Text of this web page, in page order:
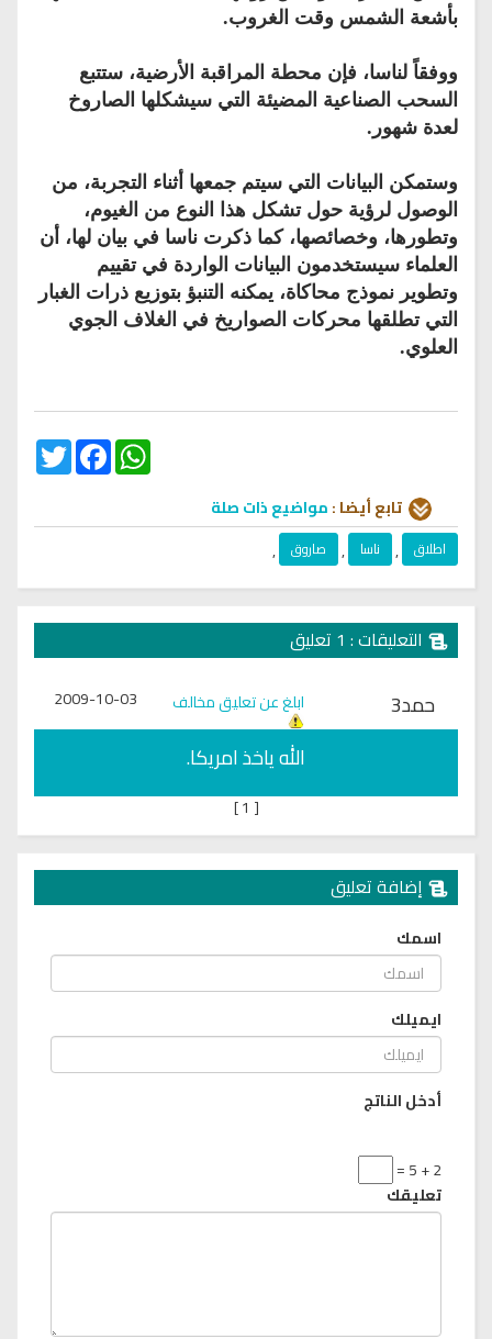
بأشعة الشمس وقت الغروب.
ووفقاً لناسا، فإن محطة المراقبة الأرضية، ستتبع
السحب الصناعية المضيئة التي سيشكلها الصاروخ
لعدة شهور.
وستمكن البيانات التي سيتم جمعها أثناء التجربة، من
الوصول لرؤية حول تشكل هذا النوع من الغيوم،
وتطورها، وخصائصها، كما ذكرت ناسا في بيان لها، أن
العلماء سيستخدمون البيانات الواردة في تقييم
وتطوير نموذج محاكاة، يمكنه التنبؤ بتوزيع ذرات الغبار
التي تطلقها محركات الصواريخ في الغلاف الجوي
العلوي.
Twitter
FacebookWhatsApp
تابع أيضا :مواضيع ذات صلة
اطلاق , ناسا , صاروق ,
التعليقات : 1 تعليق
حمد3 ابلغ عن تعليق مخالف 2009-10-03
الله ياخذ امريكا.
[
]
إضافة تعليق
اسمك
ايميلك
أدخل الناتج
2 + 5 =
تعليقك